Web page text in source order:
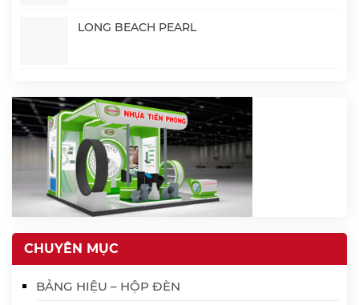
LONG BEACH PEARL
CHUYÊN MỤC
BẢNG HIỆU – HỘP ĐÈN